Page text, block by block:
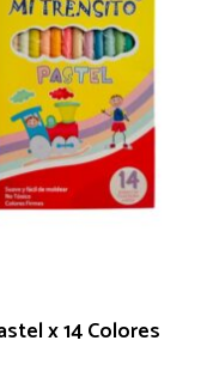
x 14 Colores